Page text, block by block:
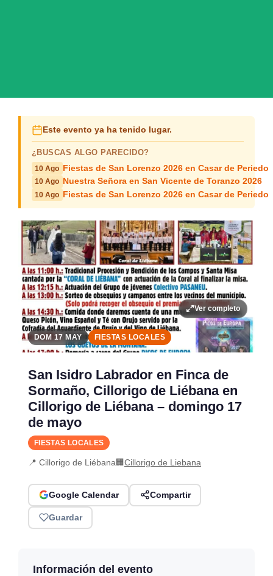
Este evento ya ha tenido lugar.
¿BUSCAS ALGO PARECIDO?
10 Ago Fiestas de San Lorenzo 2026 en Casar de Periedo
10 Ago Nuestra Señora en San Vicente de Toranzo 2026
10 Ago Fiestas de San Lorenzo 2026 en Casar de Periedo
Ver completo
DOM 17 MAY FIESTAS LOCALES
San Isidro Labrador en Finca de
Sormaño, Cillorigo de Liébana en
Cillorigo de Liébana – domingo 17
de mayo
FIESTAS LOCALES
📍 Cillorigo de Liébana🏢Cillorigo de Liebana
Google Calendar Compartir
Guardar
Información del evento